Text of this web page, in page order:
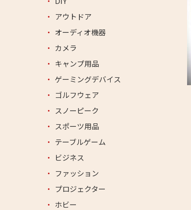
アウトドア
オーディオ機器
カメラ
キャンプ用品
ゲーミングデバイス
ゴルフウェア
スノーピーク
スポーツ用品
テーブルゲーム
ビジネス
ファッション
プロジェクター
ホビー